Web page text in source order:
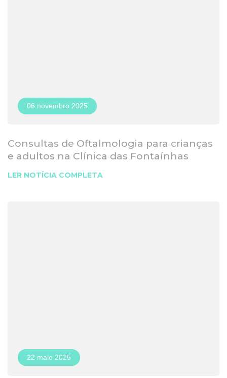
06 novembro 2025
Consultas de Oftalmologia para crianças
e adultos na Clínica das Fontaínhas
LER NOTÍCIA COMPLETA
22 maio 2025